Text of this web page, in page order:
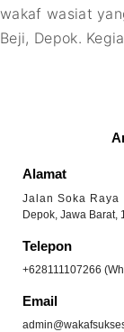
wakaf wasiat
Beji, Depok.
Alamat
Jalan Soka Raya
Depok, Jawa Barat,
Telepon
+628111107266
Email